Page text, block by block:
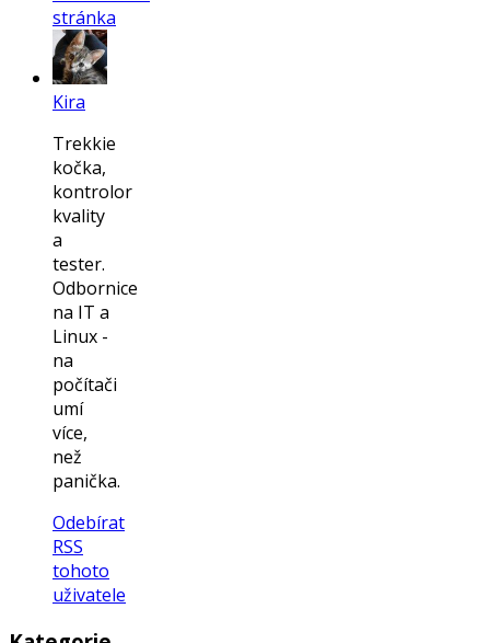
stránka
Kira
Trekkie
kočka,
kontrolor
kvality
a
tester.
Odbornice
na IT a
Linux -
na
počítači
umí
více,
než
panička.
Odebírat
RSS
tohoto
uživatele